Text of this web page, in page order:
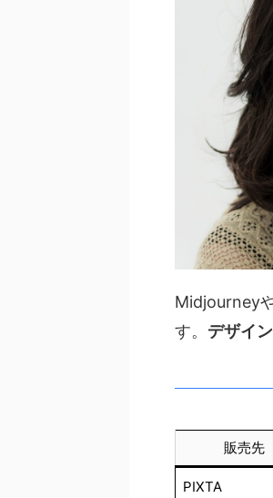
Midjourney
す。 デザイ
販売先
PIXTA